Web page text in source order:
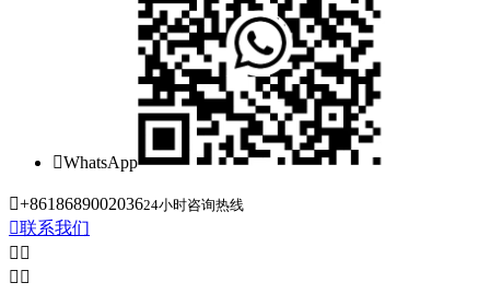
WhatsApp
+861868900203624小时咨询热线
联系我们
 
 